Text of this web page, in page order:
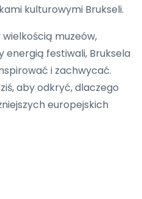
kulturowymi Brukseli.
muzeów,
festiwali, Bruksela
i zachwycać.
aby odkryć, dlaczego
europejskich